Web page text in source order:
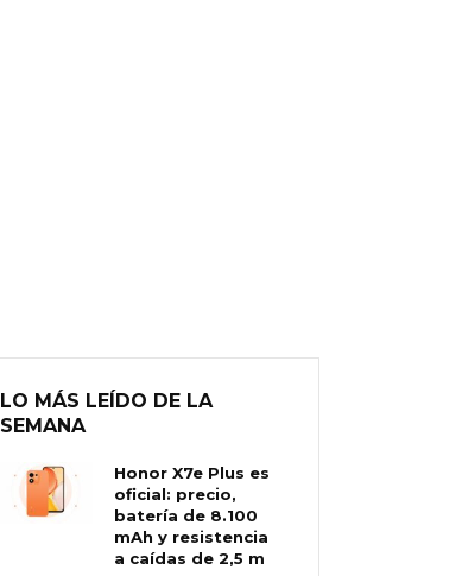
LO MÁS LEÍDO DE LA
SEMANA
Honor X7e Plus es
oficial: precio,
batería de 8.100
mAh y resistencia
a caídas de 2,5 m